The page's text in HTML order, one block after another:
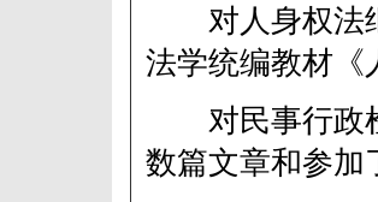
对人身权法继
法学统编教材《
对民事行政检
数篇文章和参加